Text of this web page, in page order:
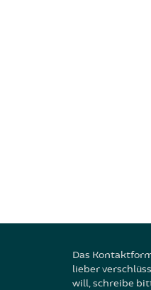
Das
lieber
will, schreibe